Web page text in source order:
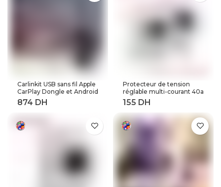
Carlinkit USB sans fil Apple
CarPlay Dongle et Android
Auto pour modifier les
Services de voiture
Protecteur de tension
réglable multi-courant 40a
63a 80a, 230V AC,
récupération automatique
sur tension, relais de
Protection contre les
surtensions à limite